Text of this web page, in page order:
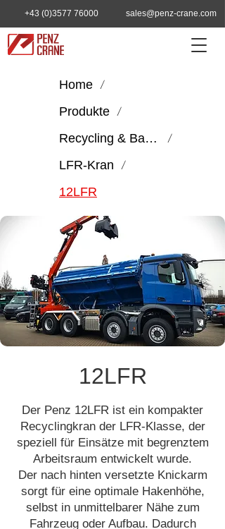
+43 (0)3577 76000 sales@penz-crane.com
Home /
Produkte /
Recycling & Bauwirtschaft
/
LFR-Kran /
12LFR
12LFR
Der Penz 12LFR ist ein kompakter
Recyclingkran der LFR-Klasse, der
speziell für Einsätze mit begrenztem
Arbeitsraum entwickelt wurde.
Der nach hinten versetzte Knickarm
sorgt für eine optimale Hakenhöhe,
selbst in unmittelbarer Nähe zum
Fahrzeug oder Aufbau. Dadurch